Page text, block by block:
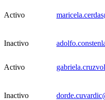
Activo
Inactivo
Activo
Inactivo